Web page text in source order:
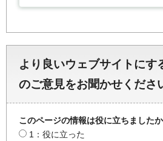
より良いウェブサイトにす
のご意見をお聞かせくださ
このページの情報は役に立ちましたか
1：役に立った